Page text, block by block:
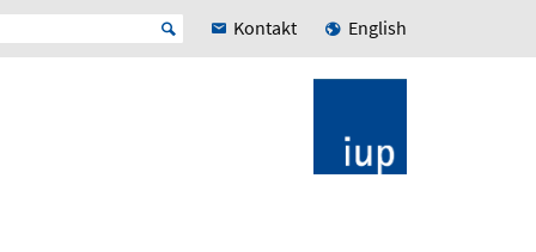
Kontakt English